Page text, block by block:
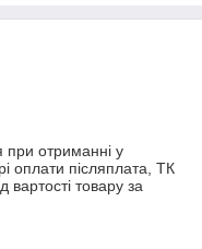
при отриманні у
оплати післяплата, ТК
товару за